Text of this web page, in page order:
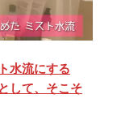
水流にする
して、そこそ